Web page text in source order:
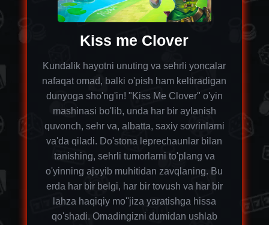
Kiss me Clover
Kundalik hayotni unuting va sehrli yoncalar
nafaqat omad, balki o'pish ham keltiradigan
dunyoga sho'ng'in! "Kiss Me Clover" o'yin
mashinasi bo'lib, unda har bir aylanish
quvonch, sehr va, albatta, saxiy sovrinlarni
va'da qiladi. Do'stona leprechaunlar bilan
tanishing, sehrli tumorlarni to'plang va
o'yinning ajoyib muhitidan zavqlaning. Bu
erda har bir belgi, har bir tovush va har bir
lahza haqiqiy mo''jiza yaratishga hissa
qo'shadi. Omadingizni dumidan ushlab